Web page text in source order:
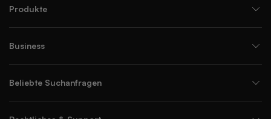
Produkte
Business
Beliebte Suchanfragen